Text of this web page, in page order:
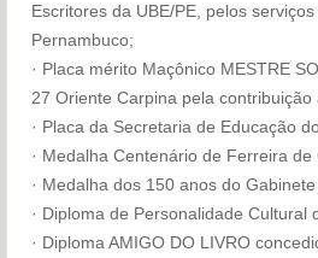
Escritores da UBE/PE, pelos
Pernambuco;
· Placa mérito Maçônico MESTRE
27 Oriente Carpina pela contribuição
· Placa da Secretaria de Educação
· Medalha Centenário de Ferreira
· Medalha dos 150 anos do
· Diploma de Personalidade
· Diploma AMIGO DO LIVRO